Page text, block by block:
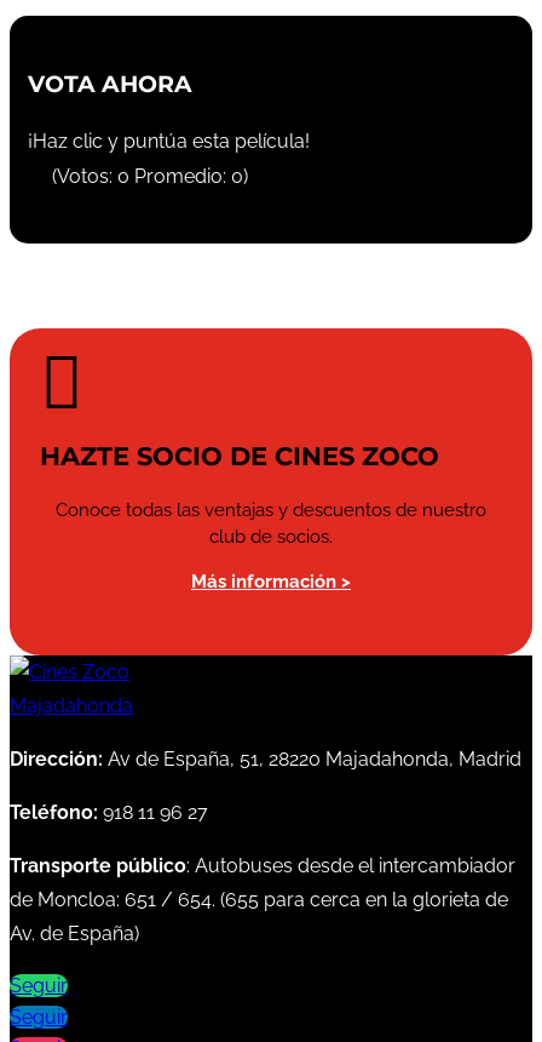
VOTA AHORA
¡Haz clic y puntúa esta película!
(Votos: 0 Promedio: 0)

HAZTE SOCIO DE CINES ZOCO
Conoce todas las ventajas y descuentos de nuestro
club de socios.
Más información >
Dirección: Av de España, 51, 28220 Majadahonda, Madrid
Teléfono: 918 11 96 27
Transporte público: Autobuses desde el intercambiador
de Moncloa: 651 / 654. (655 para cerca en la glorieta de
Av. de España)
Seguir
Seguir